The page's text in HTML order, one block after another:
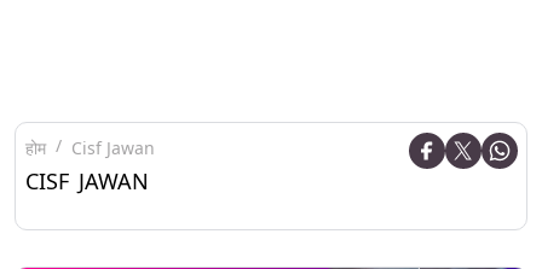
होम Cisf Jawan
CISF JAWAN